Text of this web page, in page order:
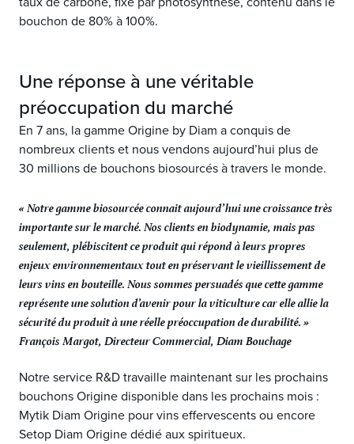
bouchon de 80% à 100%.
Une réponse à une véritable
préoccupation du marché
En 7 ans, la gamme Origine by Diam a conquis de
nombreux clients et nous vendons aujourd’hui plus de
30 millions de bouchons biosourcés à travers le monde.
« Notre gamme biosourcée connait aujourd’hui une croissance très
importante sur le marché. Nos clients en biodynamie, mais pas
seulement, plébiscitent ce produit qui répond à leurs propres
enjeux environnementaux tout en préservant le vieillissement de
leurs vins en bouteille. Nous sommes persuadés que cette gamme
représente une solution d’avenir pour la viticulture car elle allie la
sécurité du produit à une réelle préoccupation de durabilité. »
François Margot, Directeur Commercial, Diam Bouchage
Notre service R&D travaille maintenant sur les prochains
bouchons Origine disponible dans les prochains mois :
Mytik Diam Origine pour vins effervescents ou encore
Setop Diam Origine dédié aux spiritueux.